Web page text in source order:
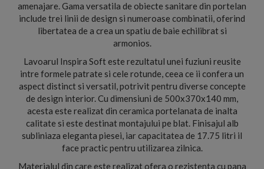
amenajare. Gama versatila de obiecte sanitare din portelan
include trei linii de design si numeroase combinatii, oferind
libertatea de a crea un spatiu de baie echilibrat si
armonios.
Lavoarul Inspira Soft este rezultatul unei fuziuni reusite
intre formele patrate si cele rotunde, ceea ce ii confera un
aspect distinct si versatil, potrivit pentru diverse concepte
de design interior. Cu dimensiuni de 500x370x140 mm,
acesta este realizat din ceramica portelanata de inalta
calitate si este destinat montajului pe blat. Finisajul alb
subliniaza eleganta piesei, iar capacitatea de 17.75 litri il
face practic pentru utilizarea zilnica.
Materialul din care este realizat ofera o rezistenta cu pana